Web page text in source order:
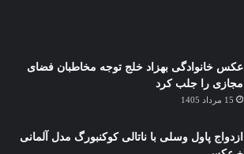
عکس خانوادگی بهزاد خلج توجه مخاطبان فضای
مجازی را جلب کرد
15 مرداد 1405
ازدواج پاول وسلی با ناتالی کوکنبورگ مدل آلمانی